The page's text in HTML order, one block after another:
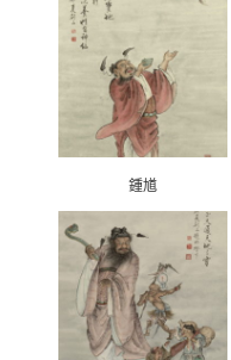
鍾馗